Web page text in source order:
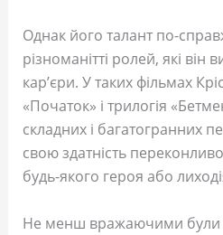
Однак його талант по-
різноманітті ролей, які він
кар’єри. У таких фільмах
«Початок» і трилогія
складних і багатогранних
свою здатність
будь-якого героя або
Не менш вражаючими були